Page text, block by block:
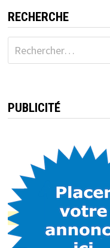
RECHERCHE
Rechercher :
PUBLICITÉ